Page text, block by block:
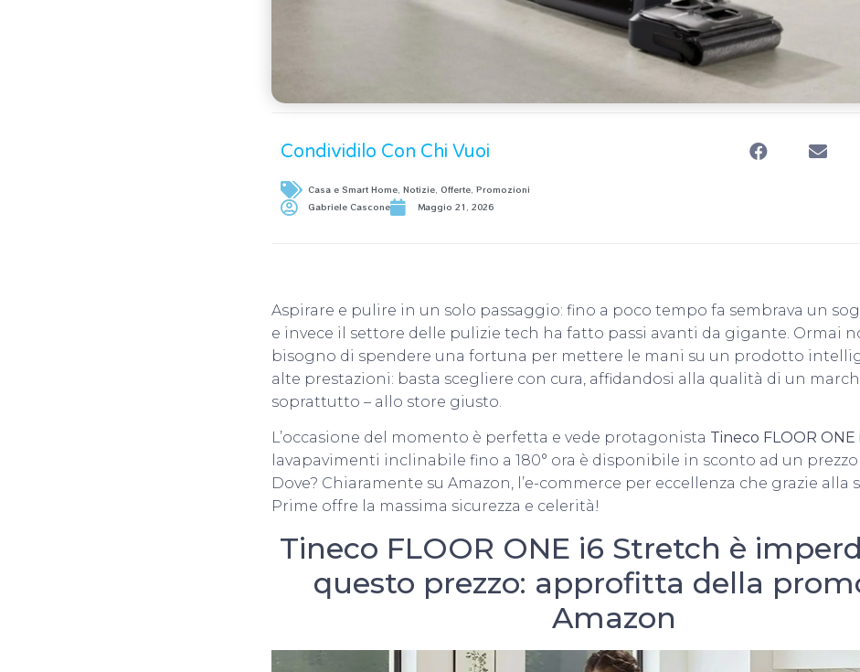
Condividilo Con Chi Vuoi
Casa e Smart Home, Notizie, Offerte, Promozioni
Gabriele Cascone
Maggio 21, 2026
Aspirare e pulire in un solo passaggio: fino a poco tempo fa sembrava un
e invece il settore delle pulizie tech ha fatto passi avanti da gigante. Ormai
bisogno di spendere una fortuna per mettere le mani su un prodotto
alte prestazioni: basta scegliere con cura, affidandosi alla qualità di un
soprattutto – allo store giusto.
L’occasione del momento è perfetta e vede protagonista Tineco FLOOR
lavapavimenti inclinabile fino a 180° ora è disponibile in sconto ad un
Dove? Chiaramente su Amazon, l’e-commerce per eccellenza che grazie alla
Prime offre la massima sicurezza e celerità!
Tineco FLOOR ONE i6 Stretch è
questo prezzo: approfitta della
Amazon